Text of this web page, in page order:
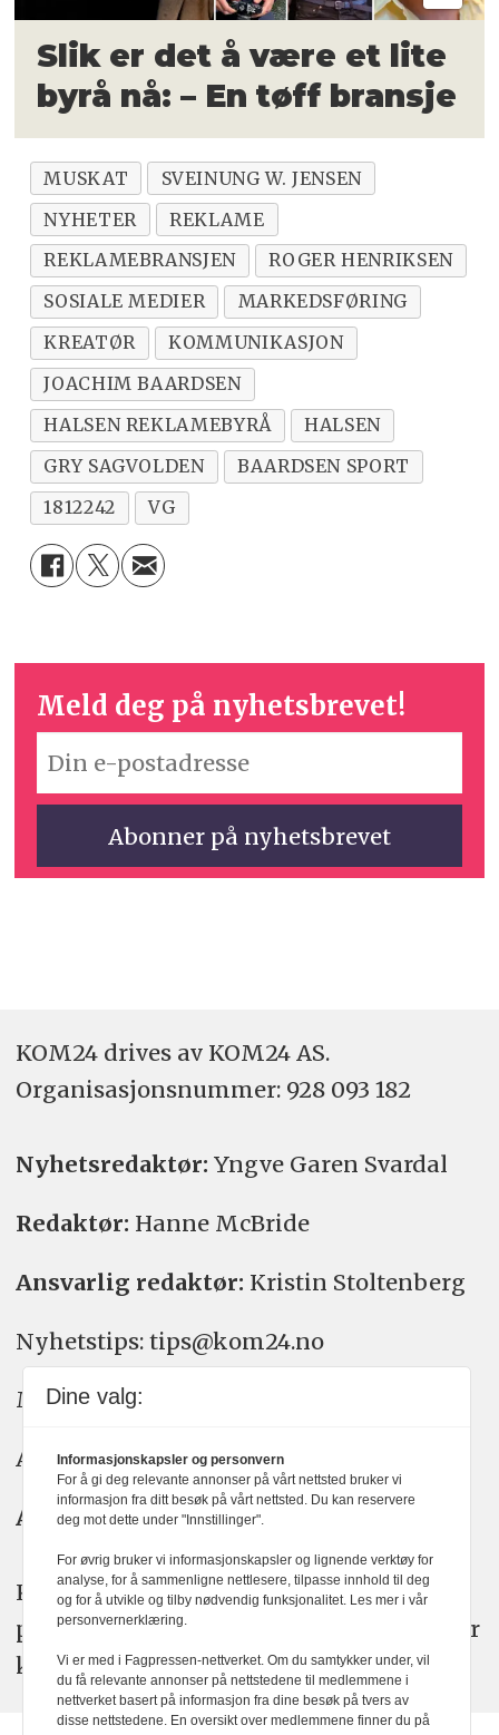
Slik er det å være et lite
byrå nå:– En tøff bransje
MUSKAT
SVEINUNG W. JENSEN
NYHETER
REKLAME
REKLAMEBRANSJEN
ROGER HENRIKSEN
SOSIALE MEDIER
MARKEDSFØRING
KREATØR
KOMMUNIKASJON
JOACHIM BAARDSEN
HALSEN REKLAMEBYRÅ
HALSEN
GRY SAGVOLDEN
BAARDSEN SPORT
1812242
VG
Meld deg på nyhetsbrevet!
KOM24 drives av KOM24 AS.
Organisasjons­nummer: 928 093 182
Nyhetsredaktør: Yngve Garen Svardal
Redaktør: Hanne McBride
Ansvarlig redaktør: Kristin Stoltenberg
Nyhetstips: tips@kom24.no
Meninger: meninger@kom24.no
Annonse: annonse@watchmedia.no
Abonnement:kom24@watchmedia.no
KOM24 arbeider etter Vær Varsom-
plakatens regler for god presseskikk. Her
kan du lese mer omPFUsarbeid.
Dine valg:
Informasjonskapsler og personvern
For å gi deg relevante annonser på vårt nettsted bruker vi
informasjon fra ditt besøk på vårt nettsted. Du kan reservere
deg mot dette under "Innstillinger".
For øvrig bruker vi informasjonskapsler og lignende verktøy for
analyse, for å sammenligne nettlesere, tilpasse innhold til deg
og for å utvikle og tilby nødvendig funksjonalitet. Les mer i vår
personvernerklæring.
Vi er med i Fagpressen-nettverket. Om du samtykker under, vil
du få relevante annonser på nettstedene til medlemmene i
nettverket basert på informasjon fra dine besøk på tvers av
disse nettstedene. En oversikt over medlemmene finner du på